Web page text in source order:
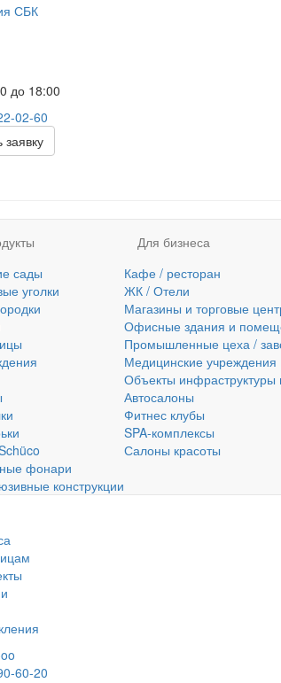
до 18:00
02-60
заявку
сады
уголки
фонари
конструкции
Для бизнеса
Кафе / ресторан
ЖК / Отели
Магазины и торговые
Офисные здания и
Промышленные цеха /
Медицинские учреждения
Объекты инфраструктуры
Автосалоны
Фитнес клубы
SPA-комплексы
Салоны красоты
60-20